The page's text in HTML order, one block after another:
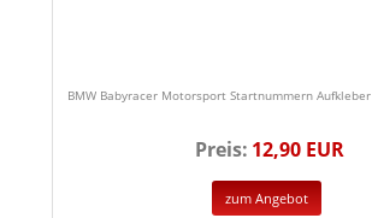
BMW Babyracer Motorsport Startnummern Aufkleber
Preis: 12,90 EUR
zum Angebot